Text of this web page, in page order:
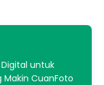
untuk
CuanFoto